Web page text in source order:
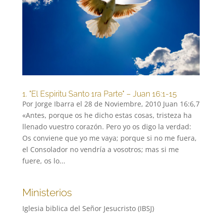
1. "El Espiritu Santo 1ra Parte" – Juan 16:1-15
Por Jorge Ibarra el 28 de Noviembre, 2010 Juan 16:6,7
«Antes, porque os he dicho estas cosas, tristeza ha
llenado vuestro corazón. Pero yo os digo la verdad:
Os conviene que yo me vaya; porque si no me fuera,
el Consolador no vendría a vosotros; mas si me
fuere, os lo...
Ministerios
Iglesia biblica del Señor Jesucristo (IBSJ)